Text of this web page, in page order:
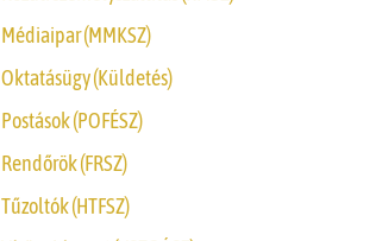
Médiaipar (MMKSZ)
Oktatásügy (Küldetés)
Postások (POFÉSZ)
Rendőrök (FRSZ)
Tűzoltók (HTFSZ)